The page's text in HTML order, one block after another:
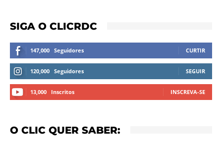
SIGA O CLICRDC
147,000 Seguidores CURTIR
120,000 Seguidores SEGUIR
13,000 Inscritos INSCREVA-SE
O CLIC QUER SABER: